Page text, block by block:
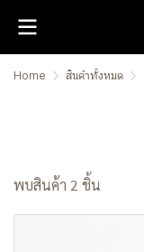
Home สินค้าทั้งหมด
พบสินค้า 2 ชิ้น